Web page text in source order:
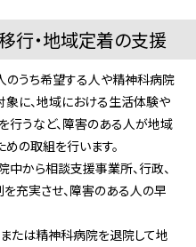
行・地域定着の支援
のうち希望する人や精神科病院
に、地域における生活体験や
うなど、障害のある人が地域
の取組を行います。
中から相談支援事業所、行政、
充実させ、障害のある人の早
たは精神科病院を退院して地